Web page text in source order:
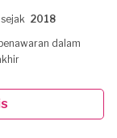
2018
dalam